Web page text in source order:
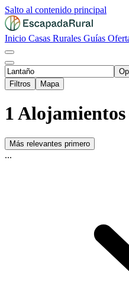
Salto al contenido principal
Inicio Casas Rurales Guías
Filtros
Mapa
1
Más relevantes primero
...